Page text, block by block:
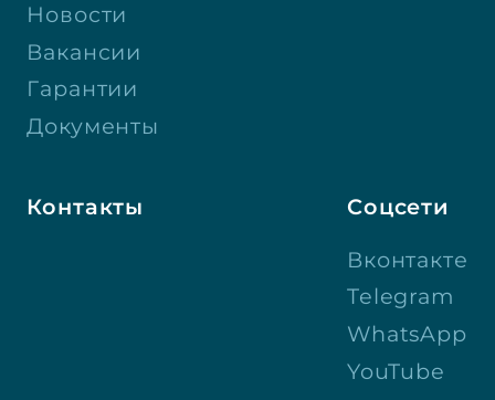
Новости
Вакансии
Гарантии
Документы
Контакты Соцсети
Вконтакте
Telegram
WhatsApp
YouTube